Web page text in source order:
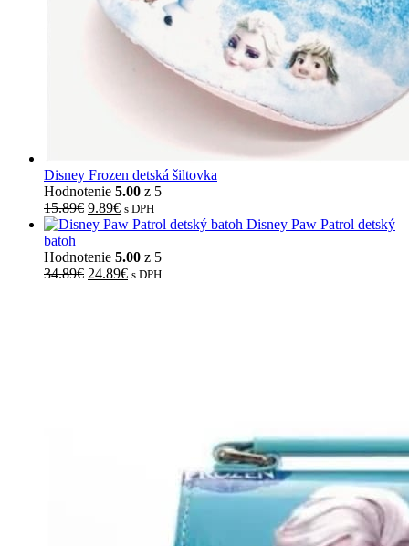
Disney Frozen detská šiltovka
Hodnotenie 5.00 z 5
15.89€ 9.89€ s DPH
Disney Paw Patrol detský
batoh
Hodnotenie 5.00 z 5
34.89€ 24.89€ s DPH